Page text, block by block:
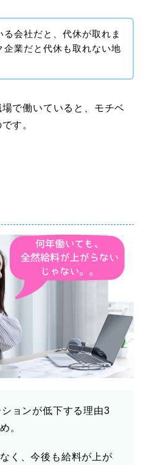
る会社だと、代休が取れま
企業だと代休も取れない地
で働いていると、モチベ
す。
ョンが低下する理由3
。
く、今後も給料が上が